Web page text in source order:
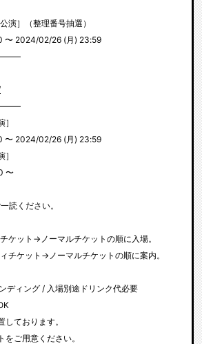
演］（整理番号抽選）
〜 2024/02/26 (月) 23:59
〜 2024/02/26 (月) 23:59
〜
読ください。
ケット→ノーマルチケットの順に入場。
チケット→ノーマルチケットの順に案内。
ディング / 入場別途ドリンク代必要
ております。
ご用意ください。